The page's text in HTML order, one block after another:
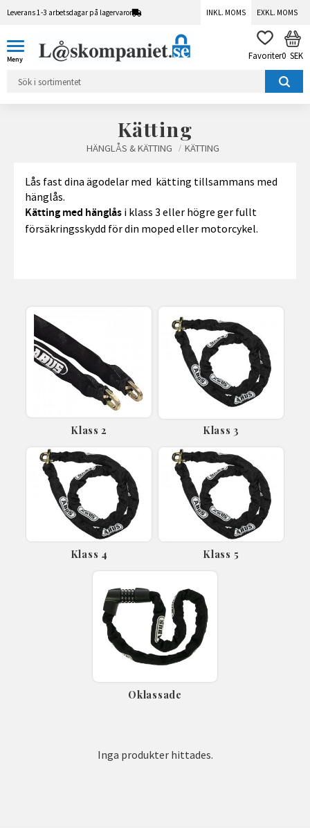
Leverans 1-3 arbetsdagar på lagervaror INKL. MOMS EXKL. MOMS
FAVORITER
0 SEK
Kätting
HÄNGLÅS & KÄTTING KÄTTING
Lås fast dina ägodelar med kätting tillsammans med
hänglås.
Kätting med hänglås i klass 3 eller högre ger fullt
försäkringsskydd för din moped eller motorcykel.
Klass 2 Klass 3
Klass 4 Klass 5
Oklassade
Inga produkter hittades.